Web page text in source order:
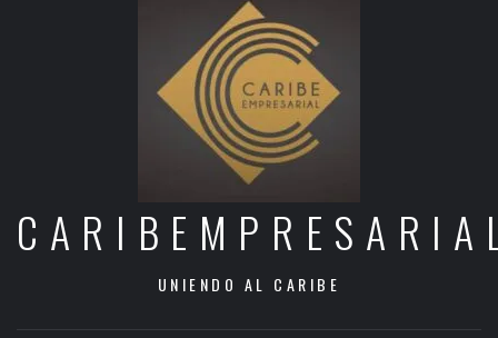
UNIENDO AL CARIBE